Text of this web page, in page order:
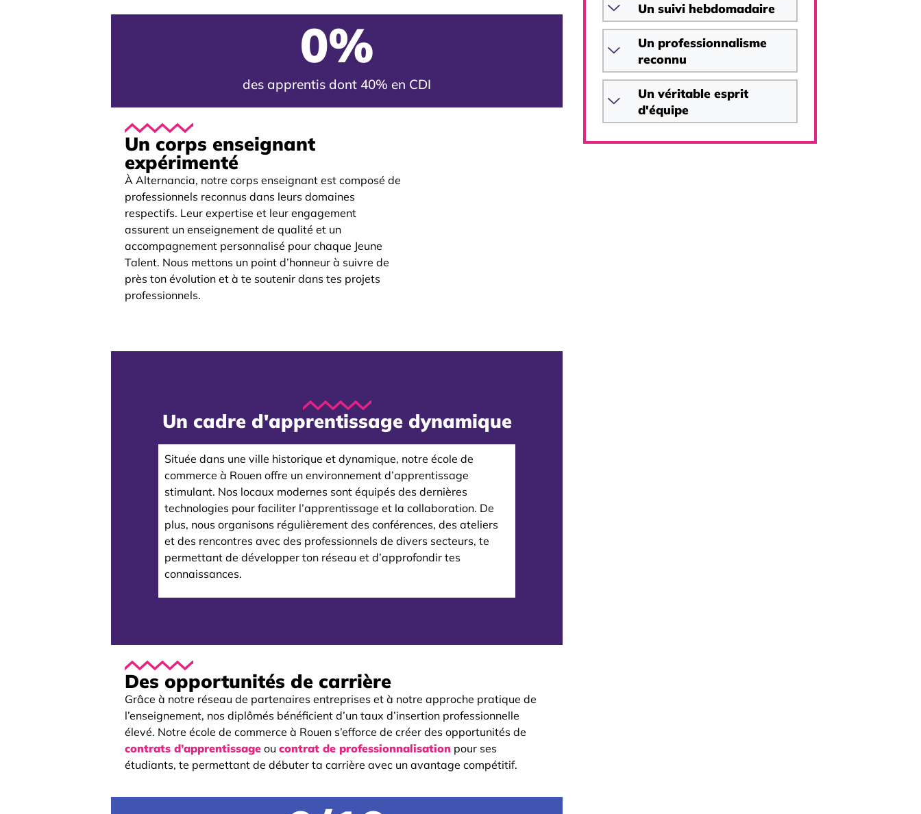
des apprentis dont 40% en CDI
0%
Un corps enseignant
expérimenté
À Alternancia, notre corps enseignant est composé de
professionnels reconnus dans leurs domaines
respectifs. Leur expertise et leur engagement
assurent un enseignement de qualité et un
accompagnement personnalisé pour chaque Jeune
Talent. Nous mettons un point d’honneur à suivre de
près ton évolution et à te soutenir dans tes projets
professionnels.
Un cadre d'apprentissage dynamique
Située dans une ville historique et dynamique, notre école de
commerce à Rouen offre un environnement d’apprentissage
stimulant. Nos locaux modernes sont équipés des dernières
technologies pour faciliter l’apprentissage et la collaboration. De
plus, nous organisons régulièrement des conférences, des ateliers
et des rencontres avec des professionnels de divers secteurs, te
permettant de développer ton réseau et d’approfondir tes
connaissances.
Des opportunités de carrière
Grâce à notre réseau de partenaires entreprises et à notre approche pratique de
l’enseignement, nos diplômés bénéficient d’un taux d’insertion professionnelle
élevé. Notre école de commerce à Rouen s’efforce de créer des opportunités de
contrats d’apprentissage ou contrat de professionnalisation pour ses
étudiants, te permettant de débuter ta carrière avec un avantage compétitif.
Un suivi hebdomadaire
Un professionnalisme
reconnu
Un véritable esprit
d'équipe